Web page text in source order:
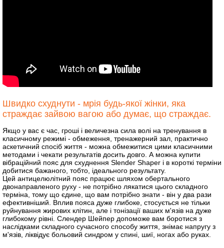
Швидко схуднути - мрія будь-якої жінки, яка
страждає зайвою вагою або думає, що страждає.
Якщо у вас є час, гроші і величезна сила волі на тренування в
класичному режимі - обмеження, тренажерний зал, практично
аскетичний спосіб життя - можна обмежитися цими класичними
методами і чекати результатів досить довго. А можна купити
вібраційний пояс для схуднення Slender Shaper і в короткі терміни
добитися бажаного, тобто, ідеального результату.
Цей антицелюлітний пояс працює шляхом обертального
двонаправленого руху - не потрібно лякатися цього складного
терміна, тому що єдине, що вам потрібно знати - він у два рази
ефективніший. Вплив пояса дуже глибоке, стосується не тільки
руйнування жирових клітин, але і тонізації ваших м'язів на дуже
глибокому рівні. Слендер Шейпер допоможе вам боротися з
наслідками складного сучасного способу життя, знімає напругу з
м'язів, ліквідує больовий синдром у спині, шиї, ногах або руках.